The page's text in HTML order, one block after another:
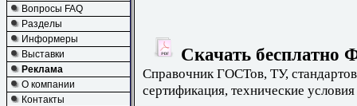
Вопросы FAQ
Разделы
Информеры
Выставки
Реклама
О компании
Контакты
Скачать бесплатно
Справочник ГОСТов, ТУ,
сертификация, технические условия